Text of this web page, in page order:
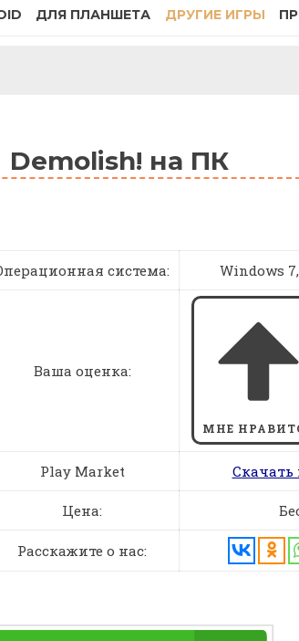
ДЛЯ ПЛАНШЕТА ДРУГИЕ ИГРЫ
Demolish! на ПК
система: Windows 7,
Ваша оценка:
МНЕ
Play Market Скачать
Цена:
Расскажите о нас: